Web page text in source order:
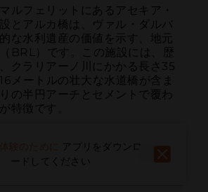
ルフェリットにあるアセキア・
とアルカ橋は、ヴァル・ダルバ
な水利遺産の価値を示す、地元
BRL）です。この施設には、歴
クラリアーノ川にかかる長さ35
メートルの壮大な水道橋が含ま
の半円アーチとセメントで覆わ
特徴です。
りやモルタルとレンガの覆いな
持しています。
アプリをダウンロ
ードしてください